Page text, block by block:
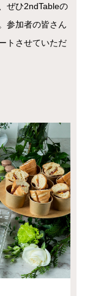
ぜひ2ndTableの
参加者の皆さん
トさせていただ